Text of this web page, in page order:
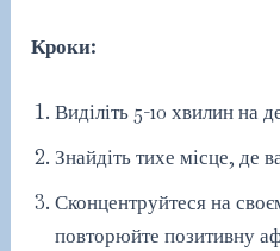
Кроки:
Виділіть 5-10 хвилин на
Знайдіть тихе місце, де
Сконцентруйтеся на
повторюйте позитивну